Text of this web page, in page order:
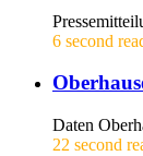
6 second
Daten
22 second